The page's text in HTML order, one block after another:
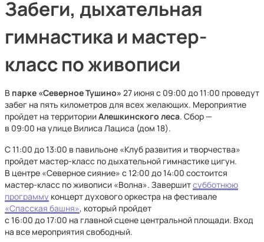
Забеги, дыхательная
гимнастика и мастер-
класс по живописи
В парке «Северное Тушино» 27 июня с 09:00 до 11:00 проведут
забег на пять километров для всех желающих. Мероприятие
пройдет на территорииАлешкинского леса. Сбор —
в 09:00 на улице Вилиса Лациса (дом 18).
С 11:00 до 13:00 в павильоне «Клуб развития и творчества»
пройдет мастер-класс по дыхательной гимнастике цигун.
В центре «Северное сияние» с 12:00 до 14:00 состоится
мастер-класс по живописи «Волна». Завершитсубботнюю
программу концерт духового оркестра на фестивале
«Спасская башня», который пройдет
с 16:00 до 17:00 на главной сцене центральной площади. Вход
на все мероприятия свободный.